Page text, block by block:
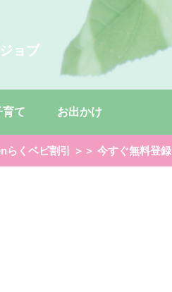
ョブ
育て お出かけ
らくベビ割引 ＞＞ 今すぐ無料登録